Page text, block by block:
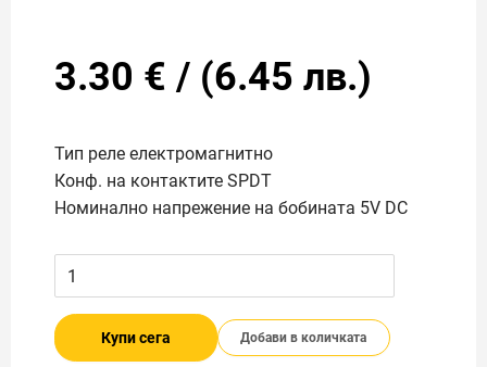
3.30 € / (6.45 лв.)
Тип реле електромагнитно
Конф. на контактите SPDT
Номинално напрежение на бобината 5V DC
Купи сега Добави в количката